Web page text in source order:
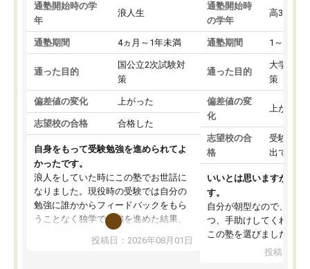
通塾開始時の学
年
浪人生
通塾期間 4ヵ月～1年未満
通った目的
国公立2次試験対
策
偏差値の変化 上がった
志望校の合格 合格した
自身をもって受験勉強を進められてよ
かったです。
浪人をしていた時にこの塾でお世話に
なりました。現役時の受験では自分の
勉強に誰かからフィードバックをもら
うことなく独学で勉強を進めた結果、
入試本番に地歴の学習が間に合わず不
合格となってしまいました。その経験
投稿日：2026年08月01日
通塾開始時
の学年
高3
通塾期間 1～3ヵ月
通った目的
大学入学
策
偏差値の変
化
上がった
志望校の合
格
受験して
出ていな
いいとは思いますが、料
す。
自分が朝型なので、自習
つ、手助けしてくれる設
この塾を選びました。
投稿日：